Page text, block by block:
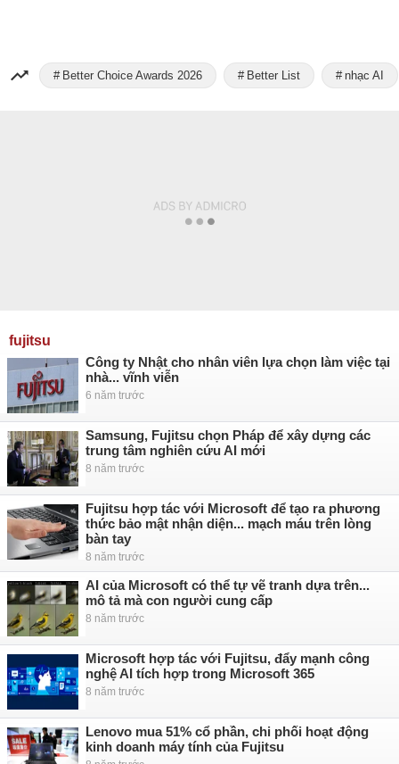
Better Choice Awards 2026 Better List nhạc AI
fujitsu
Công ty Nhật cho nhân viên lựa chọn làm việc tại
nhà... vĩnh viễn
6 năm trước
Samsung, Fujitsu chọn Pháp để xây dựng các
trung tâm nghiên cứu AI mới
8 năm trước
Fujitsu hợp tác với Microsoft để tạo ra phương
thức bảo mật nhận diện... mạch máu trên lòng
bàn tay
8 năm trước
AI của Microsoft có thể tự vẽ tranh dựa trên...
mô tả mà con người cung cấp
8 năm trước
Microsoft hợp tác với Fujitsu, đẩy mạnh công
nghệ AI tích hợp trong Microsoft 365
8 năm trước
Lenovo mua 51% cổ phần, chi phối hoạt động
kinh doanh máy tính của Fujitsu